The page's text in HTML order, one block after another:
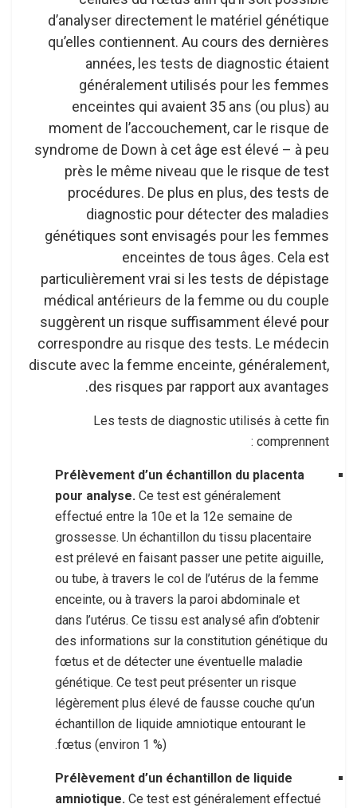
d’analyser directement le matériel génétique
qu’elles contiennent. Au cours des dernières
années, les tests de diagnostic étaient
généralement utilisés pour les femmes
enceintes qui avaient 35 ans (ou plus) au
moment de l’accouchement, car le risque de
syndrome de Down à cet âge est élevé – à peu
près le même niveau que le risque de test
procédures. De plus en plus, des tests de
diagnostic pour détecter des maladies
génétiques sont envisagés pour les femmes
enceintes de tous âges. Cela est
particulièrement vrai si les tests de dépistage
médical antérieurs de la femme ou du couple
suggèrent un risque suffisamment élevé pour
correspondre au risque des tests. Le médecin
discute avec la femme enceinte, généralement,
des risques par rapport aux avantages.
Les tests de diagnostic utilisés à cette fin
comprennent :
Prélèvement d’un échantillon du placenta
pour analyse. Ce test est généralement
effectué entre la 10e et la 12e semaine de
grossesse. Un échantillon du tissu placentaire
est prélevé en faisant passer une petite aiguille,
ou tube, à travers le col de l’utérus de la femme
enceinte, ou à travers la paroi abdominale et
dans l’utérus. Ce tissu est analysé afin d’obtenir
des informations sur la constitution génétique du
fœtus et de détecter une éventuelle maladie
génétique. Ce test peut présenter un risque
légèrement plus élevé de fausse couche qu’un
échantillon de liquide amniotique entourant le
fœtus (environ 1 %).
Prélèvement d’un échantillon de liquide
amniotique. Ce test est généralement effectué